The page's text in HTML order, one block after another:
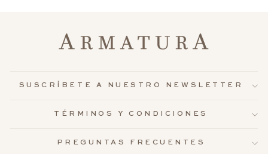
SUSCRÍBETE A NUESTRO NEWSLETTER
TÉRMINOS Y CONDICIONES
PREGUNTAS FRECUENTES